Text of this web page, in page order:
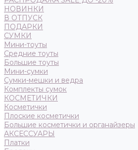
НОВИНКИ
В ОТПУСК
ПОДАРКИ
СУМКИ
Мини-тоуты
Средние тоуты
Большие тоуты
Мини-сумки
Сумки-мешки и ведра
Комплекты сумок
КОСМЕТИЧКИ
Косметички
Плоские косметички
Большие косметички и органайзеры
АКСЕССУАРЫ
Платки